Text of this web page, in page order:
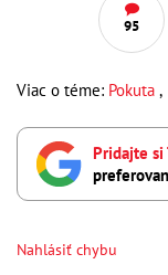
95
Viac o téme: Pokuta ,
Pridajte si
Nahlásiť chybu